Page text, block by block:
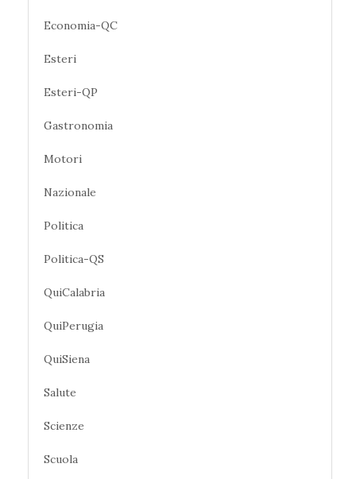
Economia-QC
Esteri
Esteri-QP
Gastronomia
Motori
Nazionale
Politica
Politica-QS
QuiCalabria
QuiPerugia
QuiSiena
Salute
Scienze
Scuola